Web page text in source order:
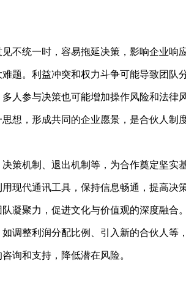
不统一时，容易拖延决策，影响企业响
题。利益冲突和权力斗争可能导致团队
人参与决策也可能增加操作风险和法律风
想，形成共同的企业愿景，是合伙人制
策机制、退出机制等，为合作奠定坚实基
现代通讯工具，保持信息畅通，提高决
凝聚力，促进文化与价值观的深度融合。
调整利润分配比例、引入新的合伙人等
询和支持，降低潜在风险。